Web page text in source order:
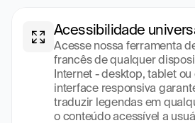
Acessibilidade
Acesse nossa ferramenta
francês de qualquer
Internet - desktop, tablet
interface responsiva
traduzir legendas em
o conteúdo acessível a